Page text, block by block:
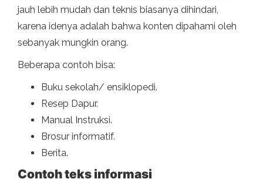
jauh lebih mudah dan teknis biasanya dihindari,
karena idenya adalah bahwa konten dipahami oleh
sebanyak mungkin orang.
Beberapa contoh bisa:
Buku sekolah/ ensiklopedi.
Resep Dapur.
Manual Instruksi.
Brosur informatif.
Berita.
Contoh teks informasi